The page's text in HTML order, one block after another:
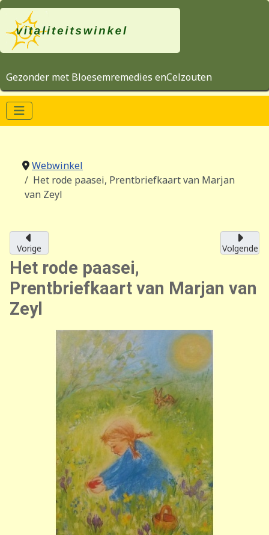
Gezonder met Bloesemremedies enCelzouten
Webwinkel
Het rode paasei, Prentbriefkaart van Marjan
van Zeyl
Vorige Volgende
Het rode paasei,
Prentbriefkaart van Marjan van
Zeyl